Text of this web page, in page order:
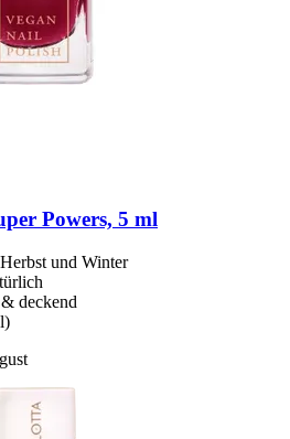
Powers, 5 ml
und Winter
deckend